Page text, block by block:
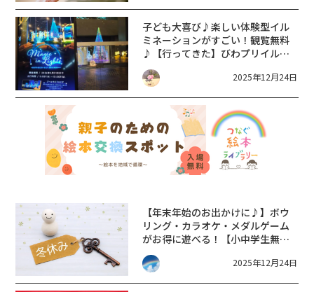
子ども大喜び♪楽しい体験型イル
ミネーションがすごい！観覧無料
♪【行ってきた】びわプリイルミ
ネーション2025-2026【びわ湖大
津プリンスホテル】
2025年12月24日
【年末年始のお出かけに♪】ボウ
リング・カラオケ・メダルゲーム
がお得に遊べる！【小中学生無料
キャンペーン】がラウンドワンで
実施。
2025年12月24日